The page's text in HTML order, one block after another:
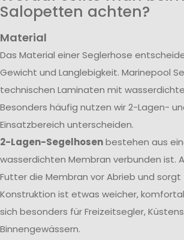
Salopetten achten?
Material
Das Material einer Seglerhose
Gewicht und Langlebigkeit. Marinepool
technischen Laminaten mit
Besonders häufig nutzen wir 2-Lagen-
Einsatzbereich unterscheiden.
2-Lagen-Segelhosenbestehen aus
wasserdichten Membran verbunden ist.
Futter die Membran vor Abrieb und
Konstruktion ist etwas weicher,
sich besonders für Freizeitsegler,
Binnengewässern.